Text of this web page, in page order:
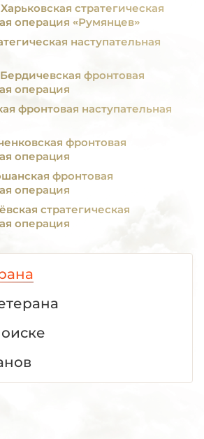
стратегическая
операция «Румянцев»
наступательная
фронтовая
операция
фронтовая наступательная
фронтовая
операция
фронтовая
операция
стратегическая
операция